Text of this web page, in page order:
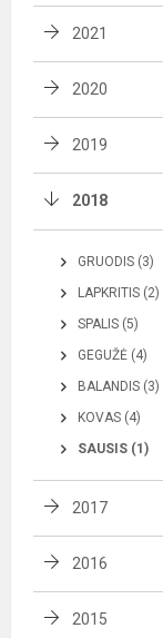
2021
2020
2019
2018
GRUODIS (3)
LAPKRITIS (2)
SPALIS (5)
GEGUŽĖ (4)
BALANDIS (3)
KOVAS (4)
SAUSIS (1)
2017
2016
2015